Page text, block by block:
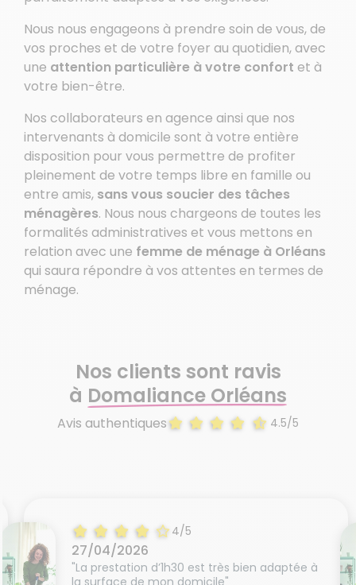
Nous nous engageons à prendre soin de vous, de
vos proches et de votre foyer au quotidien, avec
une attention particulière à votre confort et à
votre bien-être.
Nos collaborateurs en agence ainsi que nos
intervenants à domicile sont à votre entière
disposition pour vous permettre de profiter
pleinement de votre temps libre en famille ou
entre amis, sans vous soucier des tâches
ménagères. Nous nous chargeons de toutes les
formalités administratives et vous mettons en
relation avec une femme de ménage à Orléans
qui saura répondre à vos attentes en termes de
ménage.
Nos clients sont ravis
à Domaliance Orléans
Avis authentiques 4.5/5
4/5
27/04/2026
"La prestation d’1h30 est très bien adaptée à
la surface de mon domicile"